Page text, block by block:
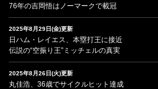
76年の吉岡悟はノーマークで載冠
2025年8月29日(金)更新
日ハム・レイエス、本塁打王に接近
伝説の“空振り王”ミッチェルの真実
2025年8月26日(火)更新
丸佳浩、36歳でサイクルヒット達成